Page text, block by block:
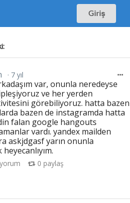
Giriş
7 yıl
var, onunla neredeyse
ve her yerden
görebiliyoruz. hatta bazen
bazen de instagramda hatta
falan google hangouts
vardı. yandex mailden
askjdgasf yarın onunla
0 paylaş